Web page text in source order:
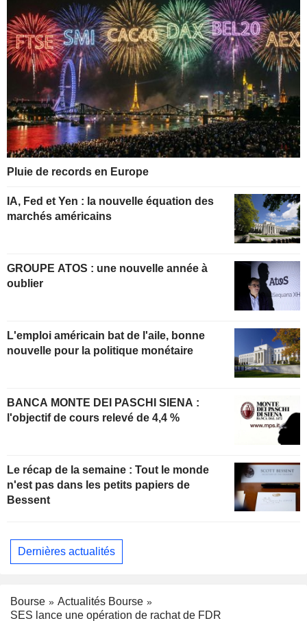
Pluie de records en Europe
IA, Fed et Yen : la nouvelle équation des
marchés américains
GROUPE ATOS : une nouvelle année à
oublier
L'emploi américain bat de l'aile, bonne
nouvelle pour la politique monétaire
BANCA MONTE DEI PASCHI SIENA :
l'objectif de cours relevé de 4,4 %
Le récap de la semaine : Tout le monde
n'est pas dans les petits papiers de
Bessent
Dernières actualités
Bourse
Actualités Bourse
SES lance une opération de rachat de FDR